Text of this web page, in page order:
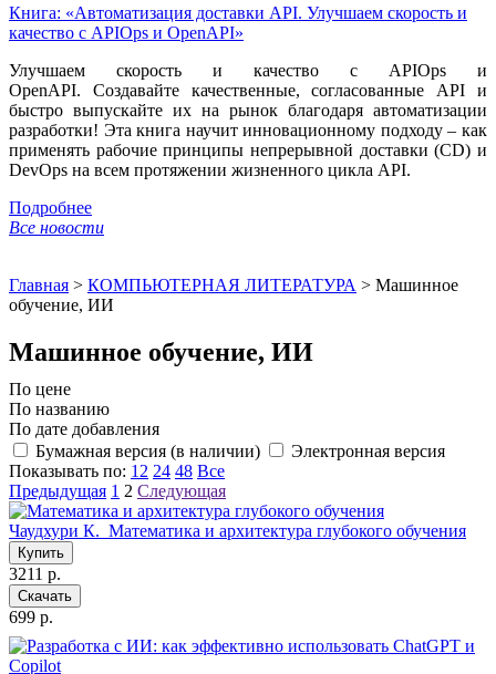
Книга: «Автоматизация доставки API. Улучшаем скорость и
качество с APIOps и OpenAPI»
Улучшаем скорость и качество с APIOps и
OpenAPI. Создавайте качественные, согласованные API и
быстро выпускайте их на рынок благодаря автоматизации
разработки! Эта книга научит инновационному подходу – как
применять рабочие принципы непрерывной доставки (CD) и
DevOps на всем протяжении жизненного цикла API.
Подробнее
Все новости
Главная > КОМПЬЮТЕРНАЯ ЛИТЕРАТУРА > Машинное
обучение, ИИ
Машинное обучение, ИИ
По цене
По названию
По дате добавления
Бумажная версия (в наличии)
Электронная версия
Показывать по: 12 24 48 Все
Предыдущая 1 2 Следующая
Чаудхури К. Математика и архитектура глубокого обучения
Купить
3211 р.
Скачать
699 р.